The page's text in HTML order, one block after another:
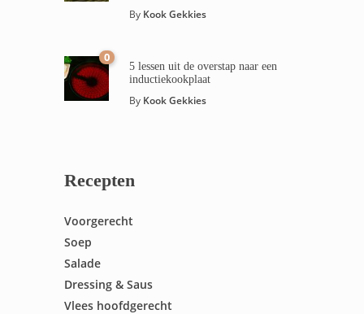
By Kook Gekkies
0
5 lessen uit de overstap naar een
inductiekookplaat
By Kook Gekkies
Recepten
Voorgerecht
Soep
Salade
Dressing & Saus
Vlees hoofdgerecht